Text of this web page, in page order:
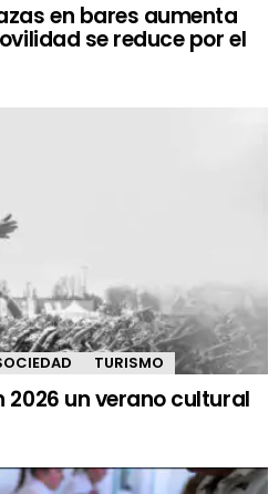
en bares aumenta
se reduce por el
TURISMO
2026 un verano cultural